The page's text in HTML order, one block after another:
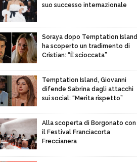
suo successo internazionale
Soraya dopo Temptation Island
ha scoperto un tradimento di
Cristian: “È scioccata”
Temptation Island, Giovanni
difende Sabrina dagli attacchi
sui social: “Merita rispetto”
Alla scoperta di Borgonato con
il Festival Franciacorta
Freccianera